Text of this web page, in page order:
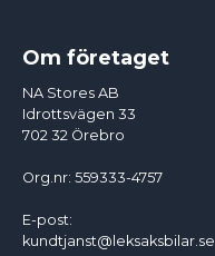
Om företaget
NA Stores AB
Idrottsvägen 33
702 32 Örebro
Org.nr: 559333-4757
E-post:
kundtjanst@leksaksbilar.se